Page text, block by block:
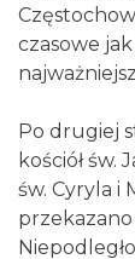
czasowe
Po drugiej
kościół
św. Cyryla i